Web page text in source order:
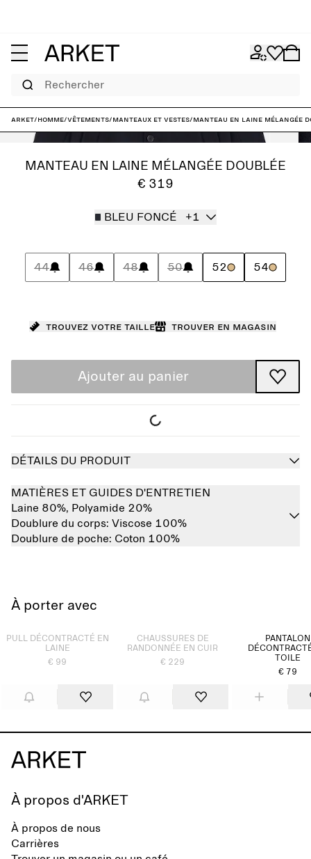
Rechercher
ARKET/Homme/Vêtements/Manteaux et vestes/Manteau en laine mélangée
MANTEAU EN LAINE MÉLANGÉE DOUBLÉE
€ 319
BLEU FONCÉ +1
44 46 48 50 52 54
Trouvez votre taille Trouver en magasin
Ajouter au panier
DÉTAILS DU PRODUIT
MATIÈRES ET GUIDES D'ENTRETIEN
Laine 80%, Polyamide 20%
Doublure du corps: Viscose 100%
Doublure de poche: Coton 100%
À porter avec
Épuisé
PULL DÉCONTRACTÉ EN
LAINE
€ 99
CHAUSSURES DE
RANDONNÉE EN CUIR
€ 229
PANTALON
TOILE
€ 79
À propos d'ARKET
À propos de nous
Carrières